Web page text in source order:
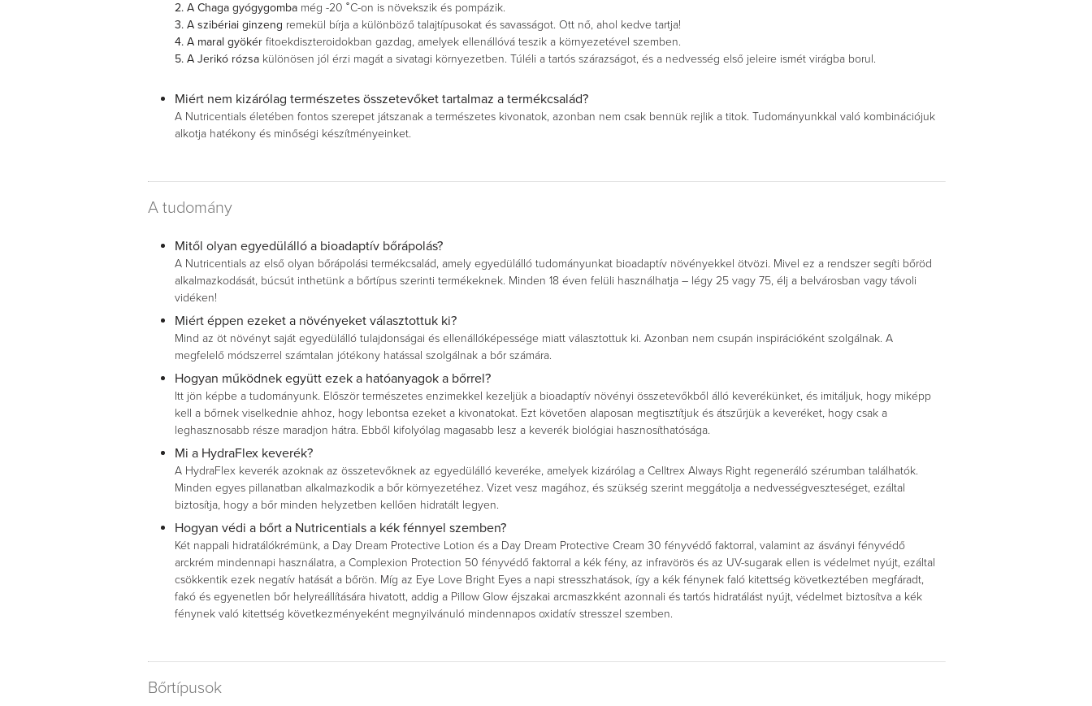
2. A Chaga gyógygomba még -20 ˚C-on is növekszik és pompázik.
3. A szibériai ginzeng remekül bírja a különböző talajtípusokat és savasságot. Ott nő, ahol kedve tartja!
4. A maral gyökér fitoekdiszteroidokban gazdag, amelyek ellenállóvá teszik a környezetével szemben.
5. A Jerikó rózsa különösen jól érzi magát a sivatagi környezetben. Túléli a tartós szárazságot, és a nedvesség első jeleire ismét virágba borul.
Miért nem kizárólag természetes összetevőket tartalmaz a termékcsalád?
A Nutricentials életében fontos szerepet játszanak a természetes kivonatok, azonban nem csak bennük rejlik a titok. Tudományunkkal való kombinációjuk
alkotja hatékony és minőségi készítményeinket.
A tudomány
Mitől olyan egyedülálló a bioadaptív bőrápolás?
A Nutricentials az első olyan bőrápolási termékcsalád, amely egyedülálló tudományunkat bioadaptív növényekkel ötvözi. Mivel ez a rendszer segíti bőröd
alkalmazkodását, búcsút inthetünk a bőrtípus szerinti termékeknek. Minden 18 éven felüli használhatja – légy 25 vagy 75, élj a belvárosban vagy távoli
vidéken!
Miért éppen ezeket a növényeket választottuk ki?
Mind az öt növényt saját egyedülálló tulajdonságai és ellenállóképessége miatt választottuk ki. Azonban nem csupán inspirációként szolgálnak. A
megfelelő módszerrel számtalan jótékony hatással szolgálnak a bőr számára.
Hogyan működnek együtt ezek a hatóanyagok a bőrrel?
Itt jön képbe a tudományunk. Először természetes enzimekkel kezeljük a bioadaptív növényi összetevőkből álló keverékünket, és imitáljuk, hogy miképp
kell a bőrnek viselkednie ahhoz, hogy lebontsa ezeket a kivonatokat. Ezt követően alaposan megtisztítjuk és átszűrjük a keveréket, hogy csak a
leghasznosabb része maradjon hátra. Ebből kifolyólag magasabb lesz a keverék biológiai hasznosíthatósága.
Mi a HydraFlex keverék?
A HydraFlex keverék azoknak az összetevőknek az egyedülálló keveréke, amelyek kizárólag a Celltrex Always Right regeneráló szérumban találhatók.
Minden egyes pillanatban alkalmazkodik a bőr környezetéhez. Vizet vesz magához, és szükség szerint meggátolja a nedvességveszteséget, ezáltal
biztosítja, hogy a bőr minden helyzetben kellően hidratált legyen.
Hogyan védi a bőrt a Nutricentials a kék fénnyel szemben?
Két nappali hidratálókrémünk, a Day Dream Protective Lotion és a Day Dream Protective Cream 30 fényvédő faktorral, valamint az ásványi fényvédő
arckrém mindennapi használatra, a Complexion Protection 50 fényvédő faktorral a kék fény, az infravörös és az UV-sugarak ellen is védelmet nyújt, ezáltal
csökkentik ezek negatív hatását a bőrön. Míg az Eye Love Bright Eyes a napi stresszhatások, így a kék fénynek faló kitettség következtében megfáradt,
fakó és egyenetlen bőr helyreállítására hivatott, addig a Pillow Glow éjszakai arcmaszkként azonnali és tartós hidratálást nyújt, védelmet biztosítva a kék
fénynek való kitettség következményeként megnyilvánuló mindennapos oxidatív stresszel szemben.
Bőrtípusok